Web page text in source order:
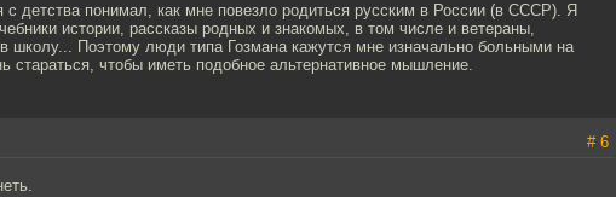
с детства понимал, как мне повезло родиться русским в России (в СССР). Я
истории, рассказы родных и знакомых, в том числе и ветераны,
школу... Поэтому люди типа Гозмана кажутся мне изначально больными на
стараться, чтобы иметь подобное альтернативное мышление.
# 6